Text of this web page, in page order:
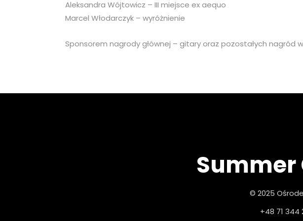
Aleksandra Wójtowicz – III miejsce ex aequo
Marcel Włodarczyk – wyróżnienie
Sponsorem nagrody głównej – gitary oraz pozostałych nagród
Summer
© 2025
+48 71 344